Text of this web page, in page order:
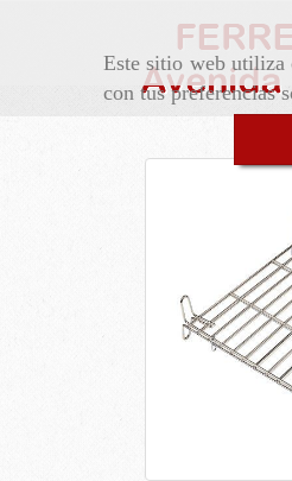
Este sitio web utiliza
con tus preferencias